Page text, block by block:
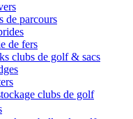
de parcours
de fers
clubs de golf & sacs
clubs de golf